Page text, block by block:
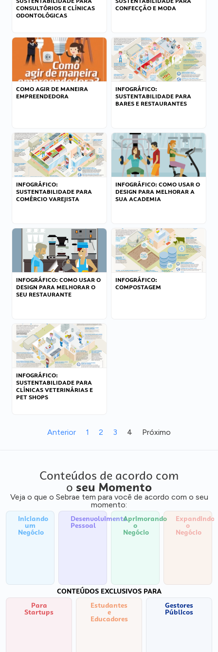
CONSULTÓRIOS E CLÍNICAS
ODONTOLÓGICAS
CONFECÇÃO E MODA
COMO AGIR DE MANEIRA
EMPREENDEDORA
INFOGRÁFICO:
SUSTENTABILIDADE PARA
BARES E RESTAURANTES
INFOGRÁFICO:
SUSTENTABILIDADE PARA
COMÉRCIO VAREJISTA
INFOGRÁFICO: COMO USAR O
DESIGN PARA MELHORAR A
SUA ACADEMIA
INFOGRÁFICO: COMO USAR O
DESIGN PARA MELHORAR O
SEU RESTAURANTE
INFOGRÁFICO:
COMPOSTAGEM
INFOGRÁFICO:
SUSTENTABILIDADE PARA
CLÍNICAS VETERINÁRIAS E
PET SHOPS
Anterior 1 2 3 4 Próximo
Conteúdos de acordo com
o seu Momento
Veja o que o Sebrae tem para você de acordo com o seu
momento:
Iniciando
um
Negócio
Desenvolvimento
Pessoal
Aprimorando
o
Negócio
Expandindo
o
Negócio
CONTEÚDOS EXCLUSIVOS PARA
Para
Startups
Estudantes
e
Educadores
Gestores
Públicos